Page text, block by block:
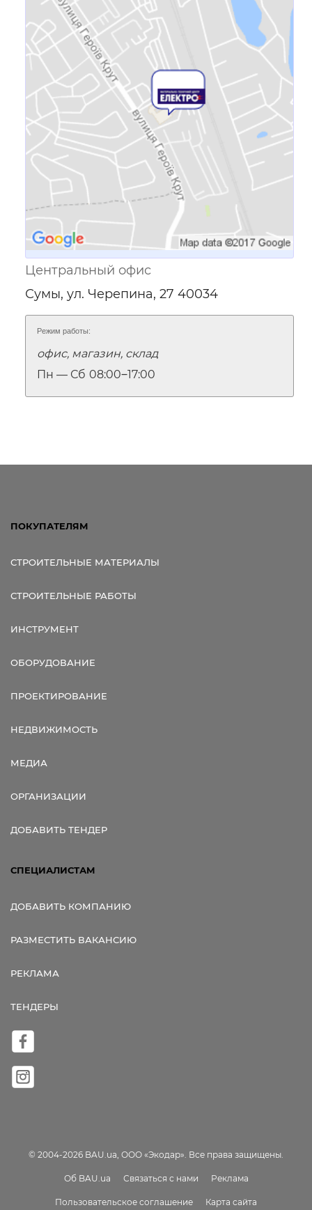
Ссылка для мобильных устройств
Центральный офис
Сумы, ул. Черепина, 27 40034
Режим работы:
офис, магазин, склад
Пн — Сб 08:00‒17:00
ПОКУПАТЕЛЯМ
СТРОИТЕЛЬНЫЕ МАТЕРИАЛЫ
СТРОИТЕЛЬНЫЕ РАБОТЫ
ИНСТРУМЕНТ
ОБОРУДОВАНИЕ
ПРОЕКТИРОВАНИЕ
НЕДВИЖИМОСТЬ
МЕДИА
ОРГАНИЗАЦИИ
ДОБАВИТЬ ТЕНДЕР
СПЕЦИАЛИСТАМ
ДОБАВИТЬ КОМПАНИЮ
РАЗМЕСТИТЬ ВАКАНСИЮ
РЕКЛАМА
ТЕНДЕРЫ
© 2004-2026 BAU.ua, ООО «Экодар». Все права защищены.
Об BAU.ua Связаться с нами Реклама
Пользовательское соглашение Карта сайта